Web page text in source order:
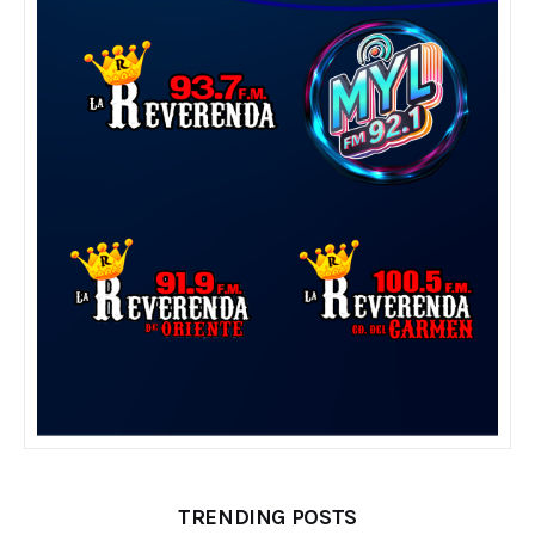
TRENDING POSTS